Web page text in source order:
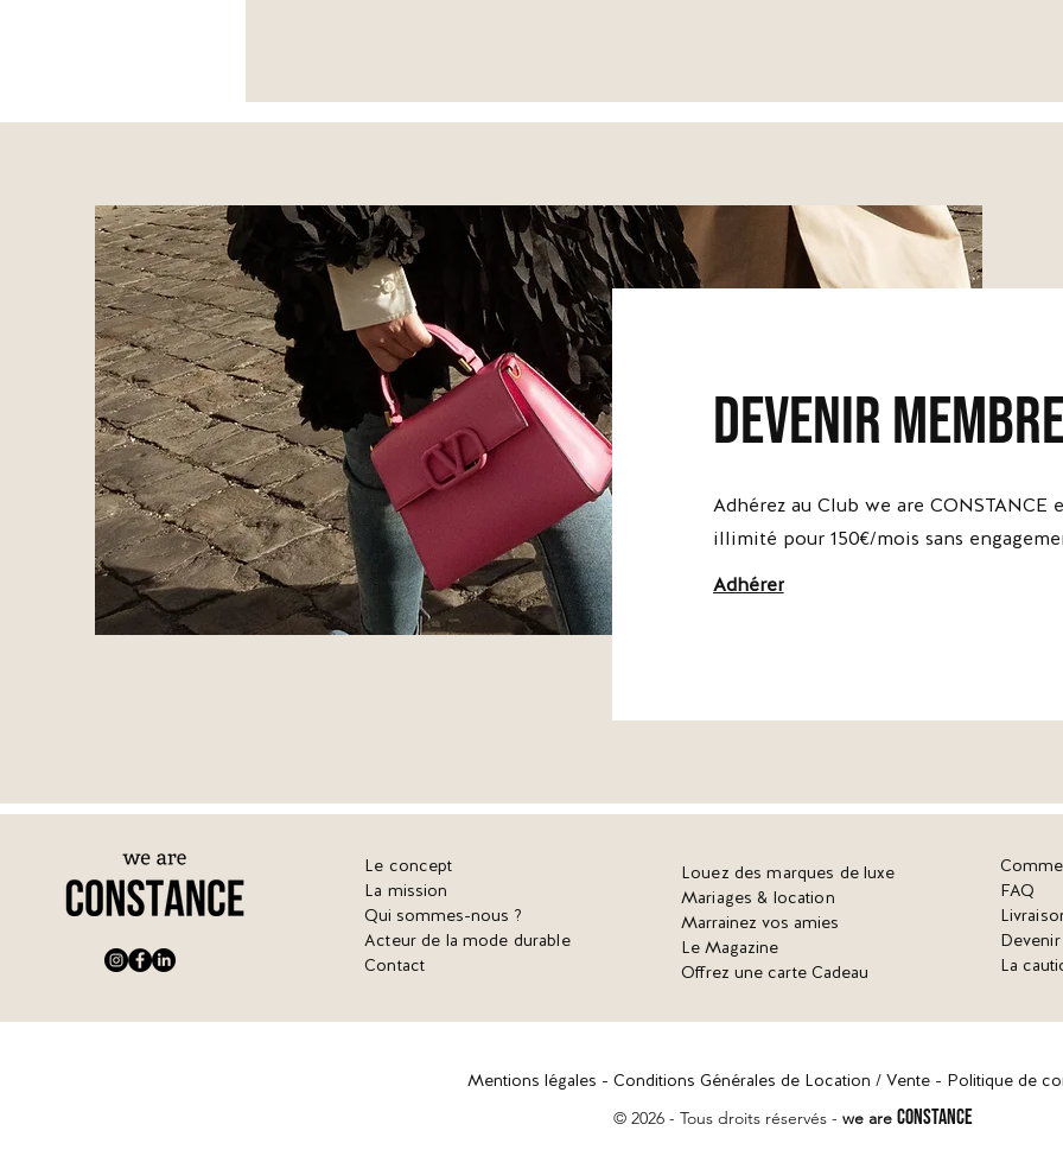
Brune
devenir membre
Adhérez au Club we are CONSTANCE
illimité pour 150€/mois sans
Adhérer
Le concept
La mission
Qui sommes-nous ?
Acteur de la mode durable
Contact
Louez des marques de luxe
Mariages & location
Marrainez vos amies
Le Magazine
Offrez une carte Cadeau
FAQ
La
Mentions légales - Conditions Générales de Location / Vente - Politique de
© 2026 - Tous droits réservés - we are CONSTANCE